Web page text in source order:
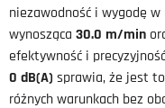
niezawodność i wygodę
wynosząca 30.0 m/min
efektywność i
0 dB(A) sprawia, że jest
różnych warunkach bez